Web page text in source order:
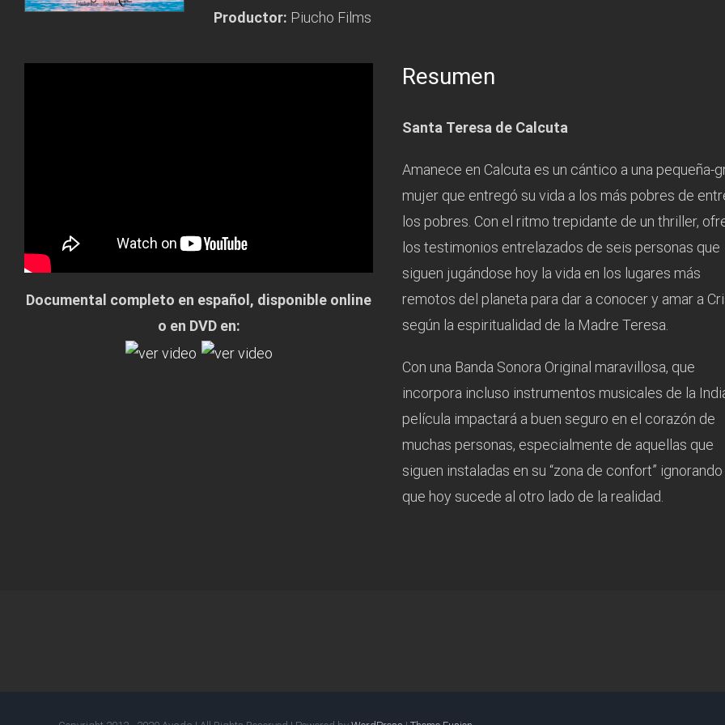
Productor: Piucho Films
Documental completo en español, disponible online
o en DVD en:
Resumen
Santa Teresa de Calcuta
Amanece en Calcuta es un cántico a una pequeña-
mujer que entregó su vida a los más pobres de
los pobres. Con el ritmo trepidante de un thriller,
los testimonios entrelazados de seis personas que
siguen jugándose hoy la vida en los lugares más
remotos del planeta para dar a conocer y amar a
según la espiritualidad de la Madre Teresa.
Con una Banda Sonora Original maravillosa, que
incorpora incluso instrumentos musicales de la
película impactará a buen seguro en el corazón de
muchas personas, especialmente de aquellas que
siguen instaladas en su “zona de confort” ignorando
que hoy sucede al otro lado de la realidad.